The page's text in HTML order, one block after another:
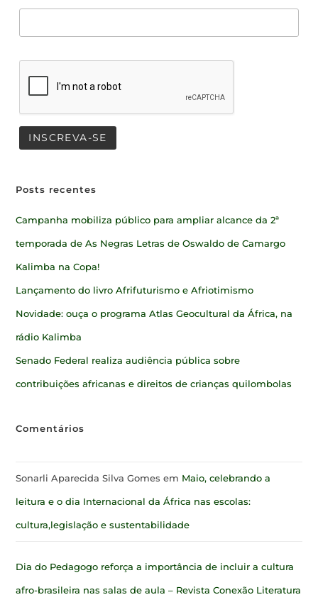
Posts recentes
Campanha mobiliza público para ampliar alcance da 2ª
temporada de As Negras Letras de Oswaldo de Camargo
Kalimba na Copa!
Lançamento do livro Afrifuturismo e Afriotimismo
Novidade: ouça o programa Atlas Geocultural da África, na
rádio Kalimba
Senado Federal realiza audiência pública sobre
contribuições africanas e direitos de crianças quilombolas
Comentários
Sonarli Aparecida Silva Gomes em Maio, celebrando a
leitura e o dia Internacional da África nas escolas:
cultura,legislação e sustentabilidade
Dia do Pedagogo reforça a importância de incluir a cultura
afro-brasileira nas salas de aula – Revista Conexão Literatura